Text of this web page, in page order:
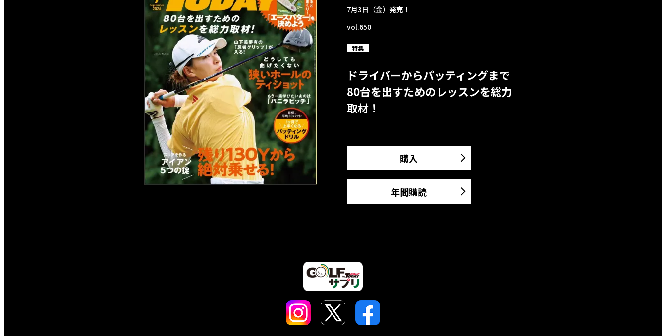
7月3日（金）発売！
vol.650
特集
ドライバーからパッティングまで
80台を出すためのレッスンを総力
取材！
購入
年間購読